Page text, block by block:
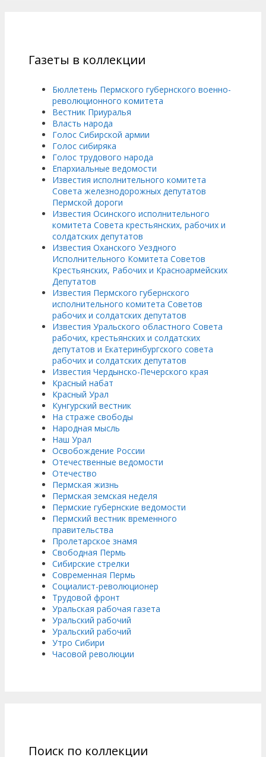
Газеты в коллекции
Бюллетень Пермского губернского военно-
революционного комитета
Вестник Приуралья
Власть народа
Голос Сибирской армии
Голос сибиряка
Голос трудового народа
Епархиальные ведомости
Известия исполнительного комитета
Совета железнодорожных депутатов
Пермской дороги
Известия Осинского исполнительного
комитета Совета крестьянских, рабочих и
солдатских депутатов
Известия Оханского Уездного
Исполнительного Комитета Советов
Крестьянских, Рабочих и Красноармейских
Депутатов
Известия Пермского губернского
исполнительного комитета Советов
рабочих и солдатских депутатов
Известия Уральского областного Совета
рабочих, крестьянских и солдатских
депутатов и Екатеринбургского совета
рабочих и солдатских депутатов
Известия Чердынско-Печерского края
Красный набат
Красный Урал
Кунгурский вестник
На страже свободы
Народная мысль
Наш Урал
Освобождение России
Отечественные ведомости
Отечество
Пермская жизнь
Пермская земская неделя
Пермские губернские ведомости
Пермский вестник временного
правительства
Пролетарское знамя
Свободная Пермь
Сибирские стрелки
Современная Пермь
Социалист-революционер
Трудовой фронт
Уральская рабочая газета
Уральский рабочий
Уральский рабочий
Утро Сибири
Часовой революции
Поиск по коллекции